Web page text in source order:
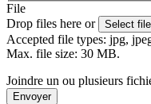
File
Drop files here or
Select
Accepted file types: jpg,
Max. file size: 30 MB.
Joindre un ou plusieurs